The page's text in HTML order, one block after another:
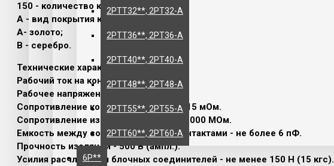
2РТТ32**, 2РТ32-А
2РТТ36**, 2РТ36-А
2РТТ40**, 2РТ40-А
2РТТ48**, 2РТ48-А
2РТТ55**, 2РТ55-А
2РТТ60**, 2РТ60-А
6Р**
150 - количество контактов;
А - вид покрытия контактов:
А- золото;
В - серебро.
Технические характеристики 6Р-150А
Рабочий ток на контакт - не более 2 А.
Рабочее напряжение - 115 В (ампл.).
Сопротивление контактов - не более 15 мОм.
Сопротивление изоляции - не менее 1000 МОм.
Емкость между соединительными контактами - не более 6 пФ.
Прочность изоляции - 500 В (ампл.).
Усилия расчленения блочных соединителей - не менее 150 Н (15 кгс).